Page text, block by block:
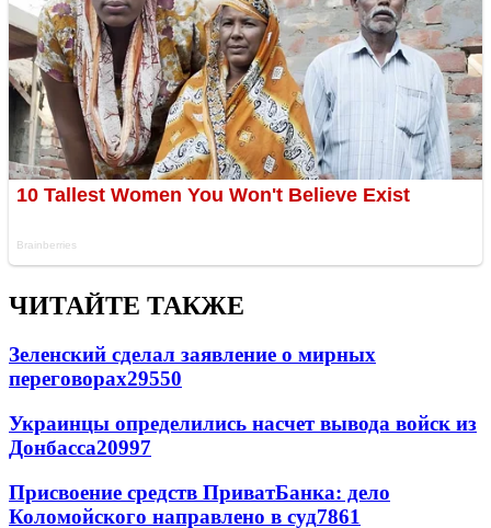
ЧИТАЙТЕ ТАКЖЕ
Зеленский сделал заявление о мирных
переговорах29550
Украинцы определились насчет вывода войск из
Донбасса20997
Присвоение средств ПриватБанка: дело
Коломойского направлено в суд7861